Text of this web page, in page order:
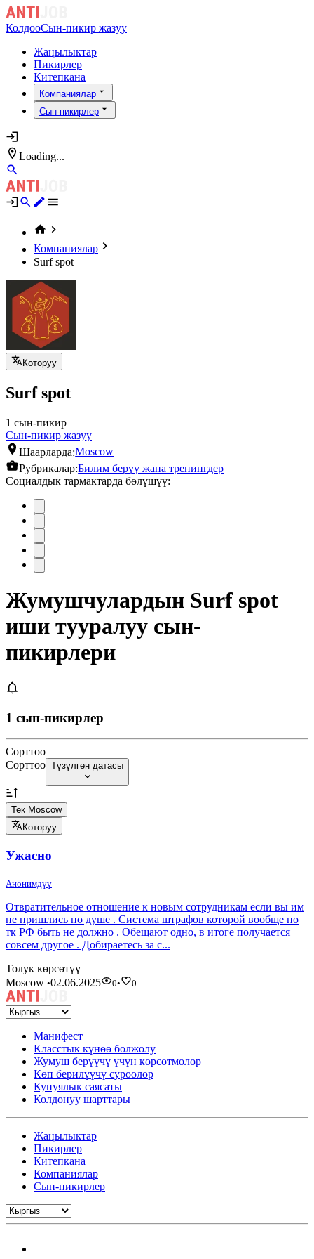
КолдооСын-пикир жазуу
Жаңылыктар
Пикирлер
Китепкана
Компаниялар
Сын-пикирлер
Loading...
Компаниялар
Surf spot
Которуу
Surf spot
1 сын-пикир
Сын-пикир жазуу
Шаарларда:Moscow
Рубрикалар:Билим берүү жана тренингдер
Социалдык тармактарда бөлүшүү:
Жумушчулардын Surf spot
иши тууралуу сын-
пикирлери
1 сын-пикирлер
Сорттоо
Сорттоо Түзүлгөн датасы
Тек Moscow
Которуу
Ужасно
Анонимдүү
Отвратительное отношение к новым сотрудникам если вы им
не пришлись по душе . Система штрафов которой вообще по
тк РФ быть не должно . Обещают одно, в итоге получается
совсем другое . Добираетесь за с...
Толук көрсөтүү
Moscow •02.06.2025 0• 0
Манифест
Класстык күнөө болжолу
Жумуш берүүчү үчүн көрсөтмөлөр
Көп берилүүчү суроолор
Купуялык саясаты
Колдонуу шарттары
Жаңылыктар
Пикирлер
Китепкана
Компаниялар
Сын-пикирлер